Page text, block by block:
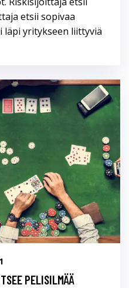
etsii sopivaa
läpi yritykseen liittyviä
PELISILMÄÄ